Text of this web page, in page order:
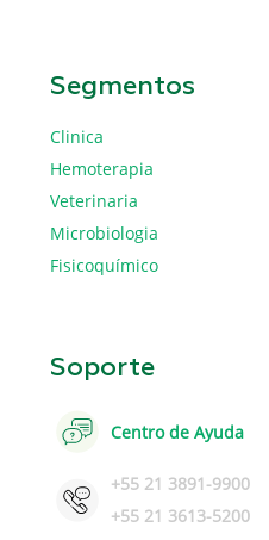
Segmentos
Clinica
Hemoterapia
Veterinaria
Microbiologia
Fisicoquímico
Soporte
Centro de Ayuda
+55 21 3891-9900
+55 21 3613-5200